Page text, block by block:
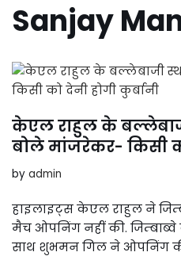
Sanjay
केएल राहुल के
बोले मांजरेकर- किसी
by admin
हाइलाइट्स केएल राहुल ने
मैच ओपनिंग नहीं की.
साथ शुभमन गिल ने ओपनिंग